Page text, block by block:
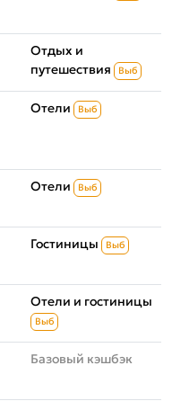
Отдых и
путешествия
Выб
Отели Выб
Отели Выб
Гостиницы Выб
Отели и гостиницы
Выб
Базовый кэшбэк